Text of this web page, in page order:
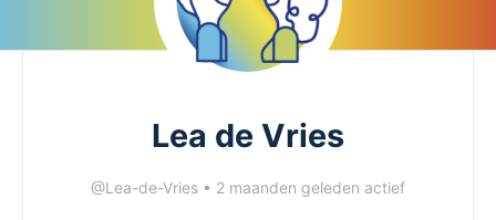
Lea de Vries
@Lea-de-Vries • 2 maanden geleden actief